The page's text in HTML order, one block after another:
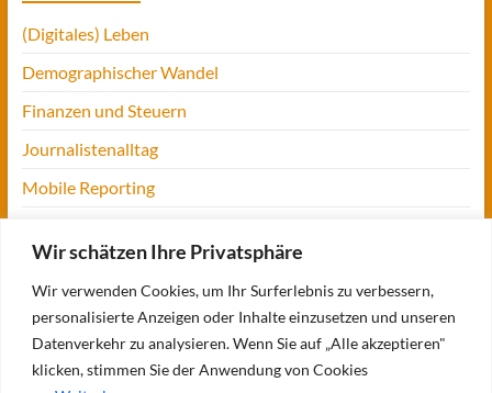
Wir schätzen Ihre Privatsphäre
Wir verwenden Cookies, um Ihr Surferlebnis zu verbessern,
personalisierte Anzeigen oder Inhalte einzusetzen und unseren
Datenverkehr zu analysieren. Wenn Sie auf „Alle akzeptieren"
klicken, stimmen Sie der Anwendung von Cookies
(Digitales) Leben
Demographischer Wandel
Finanzen und Steuern
Journalistenalltag
Mobile Reporting
Tansania
UofM
Verbraucherjournalismus
Workshops, Konferenzen & Messen